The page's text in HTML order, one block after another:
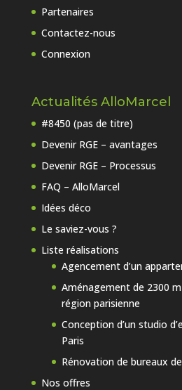
Partenaires
Contactez-nous
Connexion
Actualités AlloMarcel
#8450 (pas de titre)
Devenir RGE – avantages
Devenir RGE – Processus
FAQ – AlloMarcel
Idées déco
Le saviez-vous ?
Liste réalisations
Agencement d’un
Aménagement de 2300
région parisienne
Conception d’un studio
Paris
Rénovation de bureaux
Nos offres